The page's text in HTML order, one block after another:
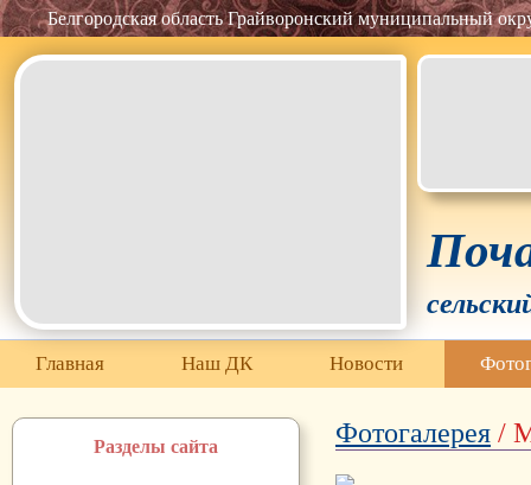
Белгородская область Грайворонский муниципальный
Главная Наш ДК Новости
Разделы сайта Фотогалерея /